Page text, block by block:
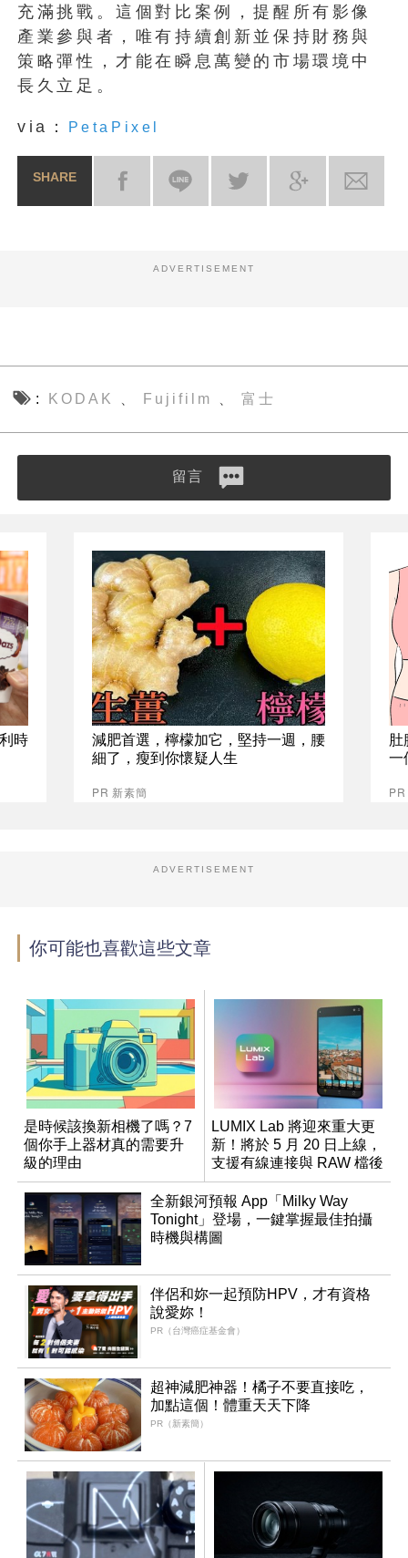
充滿挑戰。這個對比案例，提醒所有影像
產業參與者，唯有持續創新並保持財務與
策略彈性，才能在瞬息萬變的市場環境中
長久立足。
via： PetaPixel
SHARE
ADVERTISEMENT
KODAK Fujifilm 富士
留言
時
減肥首選，檸檬加它，堅持一週，腰
細了，瘦到你懷疑人生
PR 新素簡
肚
一
ADVERTISEMENT
你可能也喜歡這些文章
是時候該換新相機了嗎？7
個你手上器材真的需要升
級的理由
LUMIX Lab 將迎來重大更
新！將於 5 月 20 日上線，
支援有線連接與 RAW 檔後
製
全新銀河預報 App「Milky Way
Tonight」登場，一鍵掌握最佳拍攝
時機與構圖
伴侶和妳一起預防HPV，才有資格
說愛妳！
PR（台灣癌症基金會）
超神減肥神器！橘子不要直接吃，
加點這個！體重天天下降
PR（新素簡）